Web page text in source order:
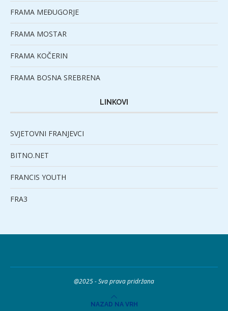
FRAMA MEĐUGORJE
FRAMA MOSTAR
FRAMA KOČERIN
FRAMA BOSNA SREBRENA
LINKOVI
SVJETOVNI FRANJEVCI
BITNO.NET
FRANCIS YOUTH
FRA3
@2025 - Sva prava pridržana
NAZAD NA VRH